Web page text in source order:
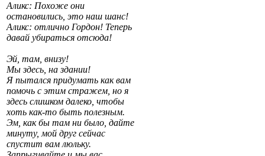
Аликс: Похоже они
остановились, это наш шанс!
Аликс: отлично Гордон! Теперь
давай убираться отсюда!
Эй, там, внизу!
Мы здесь, на здании!
Я пытался придумать как вам
помочь с этим стражем, но я
здесь слишком далеко, чтобы
хоть как-то быть полезным.
Эм, как бы там ни было, дайте
минуту, мой друг сейчас
спустит вам люльку.